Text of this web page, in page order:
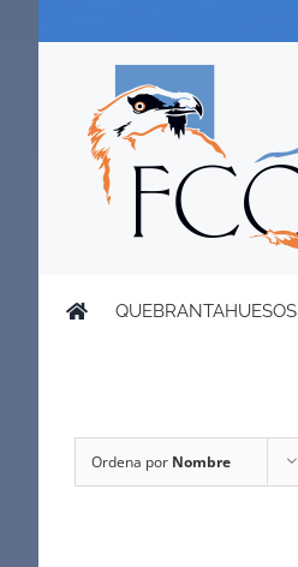
QUEBRANTAHUESOS
Ordena por Nombre